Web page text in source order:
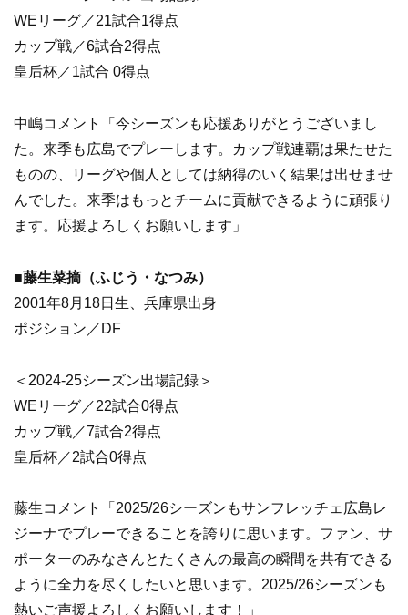
WEリーグ／21試合1得点
カップ戦／6試合2得点
皇后杯／1試合 0得点
中嶋コメント「今シーズンも応援ありがとうございまし
た。来季も広島でプレーします。カップ戦連覇は果たせた
ものの、リーグや個人としては納得のいく結果は出せませ
んでした。来季はもっとチームに貢献できるように頑張り
ます。応援よろしくお願いします」
■藤生菜摘（ふじう・なつみ）
2001年8月18日生、兵庫県出身
ポジション／DF
＜2024-25シーズン出場記録＞
WEリーグ／22試合0得点
カップ戦／7試合2得点
皇后杯／2試合0得点
藤生コメント「2025/26シーズンもサンフレッチェ広島レ
ジーナでプレーできることを誇りに思います。ファン、サ
ポーターのみなさんとたくさんの最高の瞬間を共有できる
ように全力を尽くしたいと思います。2025/26シーズンも
熱いご声援よろしくお願いします！」